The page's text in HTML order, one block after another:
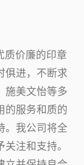
质价廉的印章
俱进，不断求
施美文怡等多
的服务和质的
。我公司将全
注和支持。